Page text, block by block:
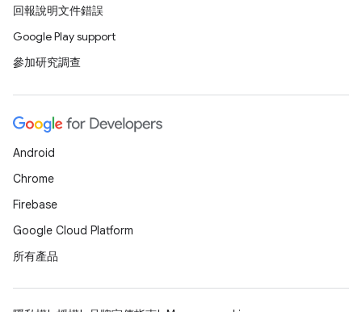
回報說明文件錯誤
Google Play support
參加研究調查
Android
Chrome
Firebase
Google Cloud Platform
所有產品